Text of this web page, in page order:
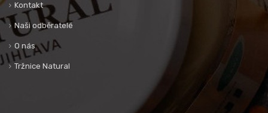
Kontakt
Naši odběratelé
O nás
Tržnice Natural